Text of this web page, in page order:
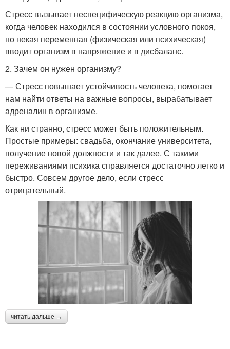
Стресс вызывает неспецифическую реакцию организма,
когда человек находился в состоянии условного покоя,
но некая переменная (физическая или психическая)
вводит организм в напряжение и в дисбаланс.
2. Зачем он нужен организму?
— Стресс повышает устойчивость человека, помогает
нам найти ответы на важные вопросы, вырабатывает
адреналин в организме.
Как ни странно, стресс может быть положительным.
Простые примеры: свадьба, окончание университета,
получение новой должности и так далее. С такими
переживаниями психика справляется достаточно легко и
быстро. Совсем другое дело, если стресс
отрицательный.
читать дальше →